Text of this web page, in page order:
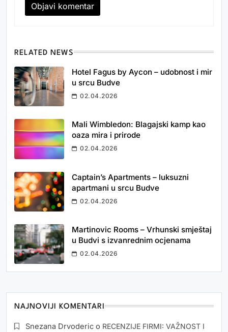
RELATED NEWS
Hotel Fagus by Aycon – udobnost i mir
u srcu Budve
02.04.2026
Mali Wimbledon: Blagajski kamp kao
oaza mira i prirode
02.04.2026
Captain’s Apartments – luksuzni
apartmani u srcu Budve
02.04.2026
Martinovic Rooms – Vrhunski smještaj
u Budvi s izvanrednim ocjenama
02.04.2026
NAJNOVIJI KOMENTARI
Snezana Drvoderic o RECENZIJE FIRMI: VAŽNOST I